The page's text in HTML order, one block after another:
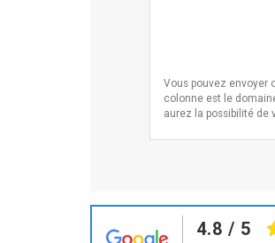
Vous pouvez envoyer
colonne est le
aurez la possibilité de
4.8 / 5